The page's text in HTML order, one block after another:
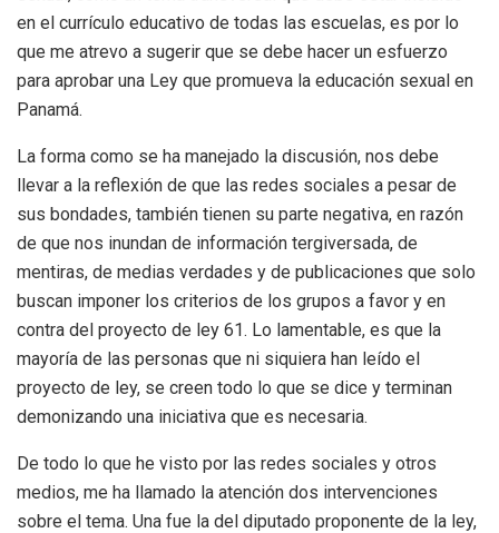
en el currículo educativo de todas las escuelas, es por lo
que me atrevo a sugerir que se debe hacer un esfuerzo
para aprobar una Ley que promueva la educación sexual en
Panamá.
La forma como se ha manejado la discusión, nos debe
llevar a la reflexión de que las redes sociales a pesar de
sus bondades, también tienen su parte negativa, en razón
de que nos inundan de información tergiversada, de
mentiras, de medias verdades y de publicaciones que solo
buscan imponer los criterios de los grupos a favor y en
contra del proyecto de ley 61. Lo lamentable, es que la
mayoría de las personas que ni siquiera han leído el
proyecto de ley, se creen todo lo que se dice y terminan
demonizando una iniciativa que es necesaria.
De todo lo que he visto por las redes sociales y otros
medios, me ha llamado la atención dos intervenciones
sobre el tema. Una fue la del diputado proponente de la ley,